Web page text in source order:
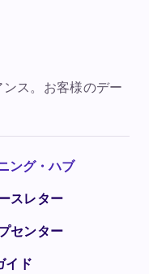
ス。お客様のデー
ング・ハブ
スレター
センター
イド